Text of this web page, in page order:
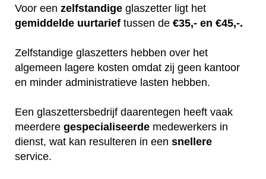
Voor een zelfstandige glaszetter ligt het
gemiddelde uurtarief tussen de €35,- en €45,-.
Zelfstandige glaszetters hebben over het
algemeen lagere kosten omdat zij geen kantoor
en minder administratieve lasten hebben.
Een glaszettersbedrijf daarentegen heeft vaak
meerdere gespecialiseerde medewerkers in
dienst, wat kan resulteren in een snellere
service.